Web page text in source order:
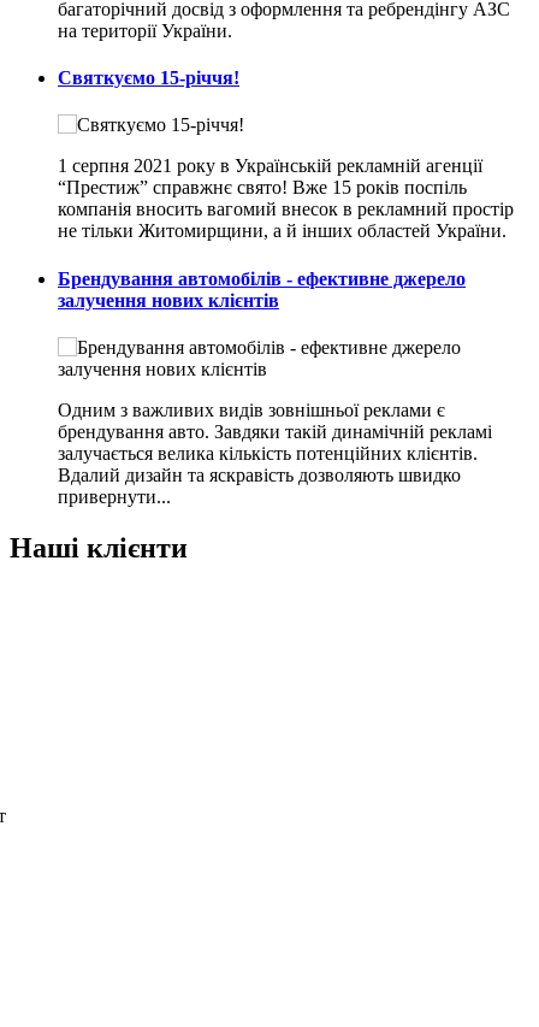
багаторічний досвід з оформлення та ребрендінгу АЗС
на території України.
Святкуємо 15-річчя!
1 серпня 2021 року в Українській рекламній агенції
“Престиж” справжнє свято! Вже 15 років поспіль
компанія вносить вагомий внесок в рекламний простір
не тільки Житомирщини, а й інших областей України.
Брендування автомобілів - ефективне джерело
залучення нових клієнтів
Одним з важливих видів зовнішньої реклами є
брендування авто. Завдяки такій динамічній рекламі
залучається велика кількість потенційних клієнтів.
Вдалий дизайн та яскравість дозволяють швидко
привернути...
Наші клієнти